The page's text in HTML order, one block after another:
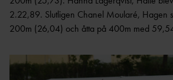
2.22,89. Slutligen Chanel Moularé, Hagen
200m (26,04) och åtta på 400m med